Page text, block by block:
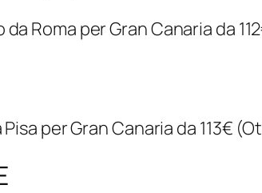
da Roma per Gran Canaria da
per Gran Canaria da 113€